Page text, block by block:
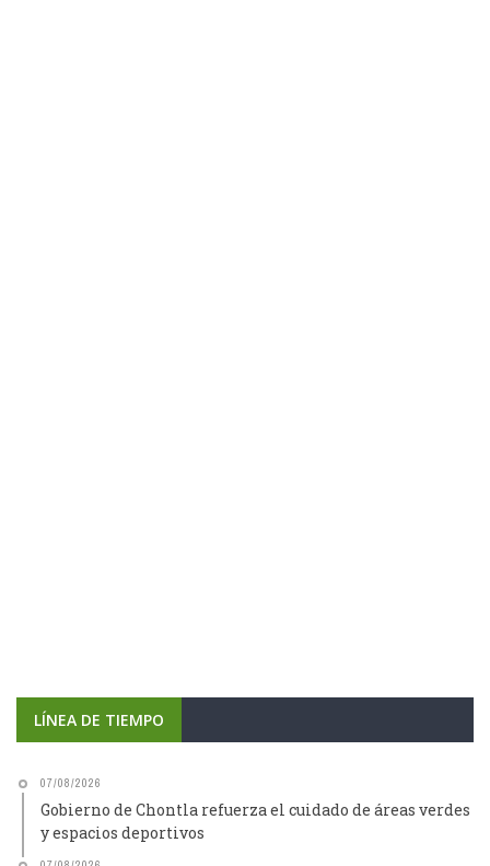
LÍNEA DE TIEMPO
07/08/2026
Gobierno de Chontla refuerza el cuidado de áreas verdes
y espacios deportivos